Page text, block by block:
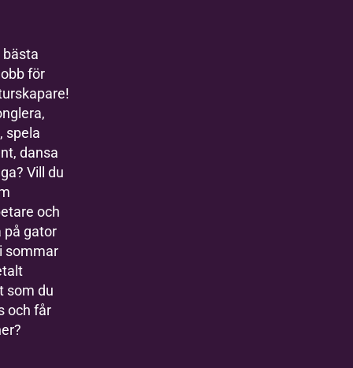
bästa
för
spela
dansa
Vill du
och
på gator
sommar
som du
och får